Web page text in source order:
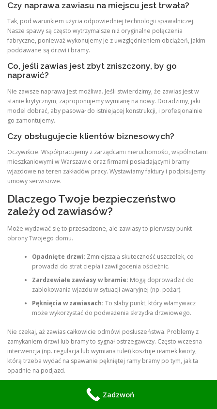
Czy naprawa zawiasu na miejscu jest trwała?
Tak, pod warunkiem użycia odpowiedniej technologii spawalniczej.
Nasze spawy są często wytrzymalsze niż oryginalne połączenia
fabryczne, ponieważ wykonujemy je z uwzględnieniem obciążeń, jakim
poddawane są drzwi i bramy.
Co, jeśli zawias jest zbyt zniszczony, by go
naprawić?
Nie zawsze naprawa jest możliwa. Jeśli stwierdzimy, że zawias jest w
stanie krytycznym, zaproponujemy wymianę na nowy. Doradzimy, jaki
model dobrać, aby pasował do istniejącej konstrukcji, i profesjonalnie
go zamontujemy.
Czy obsługujecie klientów biznesowych?
Oczywiście. Współpracujemy z zarządcami nieruchomości, wspólnotami
mieszkaniowymi w Warszawie oraz firmami posiadającymi bramy
wjazdowe na teren zakładów pracy. Wystawiamy faktury i podpisujemy
umowy serwisowe.
Dlaczego Twoje bezpieczeństwo
zależy od zawiasów?
Może wydawać się to przesadzone, ale zawiasy to pierwszy punkt
obrony Twojego domu.
Opadnięte drzwi: Zmniejszają skuteczność uszczelek, co
prowadzi do strat ciepła i zawilgocenia ościeżnic.
Zardzewiałe zawiasy w bramie: Mogą doprowadzić do
zablokowania wjazdu w sytuacji awaryjnej (np. pożar).
Pęknięcia w zawiasach: To słaby punkt, który włamywacz
może wykorzystać do podważenia skrzydła drzwiowego.
Nie czekaj, aż zawias całkowicie odmówi posłuszeństwa. Problemy z
zamykaniem drzwi lub bramy to sygnał ostrzegawczy. Często wczesna
interwencja (np. regulacja lub wymiana tulei) kosztuje ułamek kwoty,
którą trzeba wydać na spawanie pękniętej ramy bramy po tym, jak ta
opadnie na podjazd.
Podsumowanie: Twój zaufany ślusarz w
aglomeracji warszawskiej
Zadzwoń